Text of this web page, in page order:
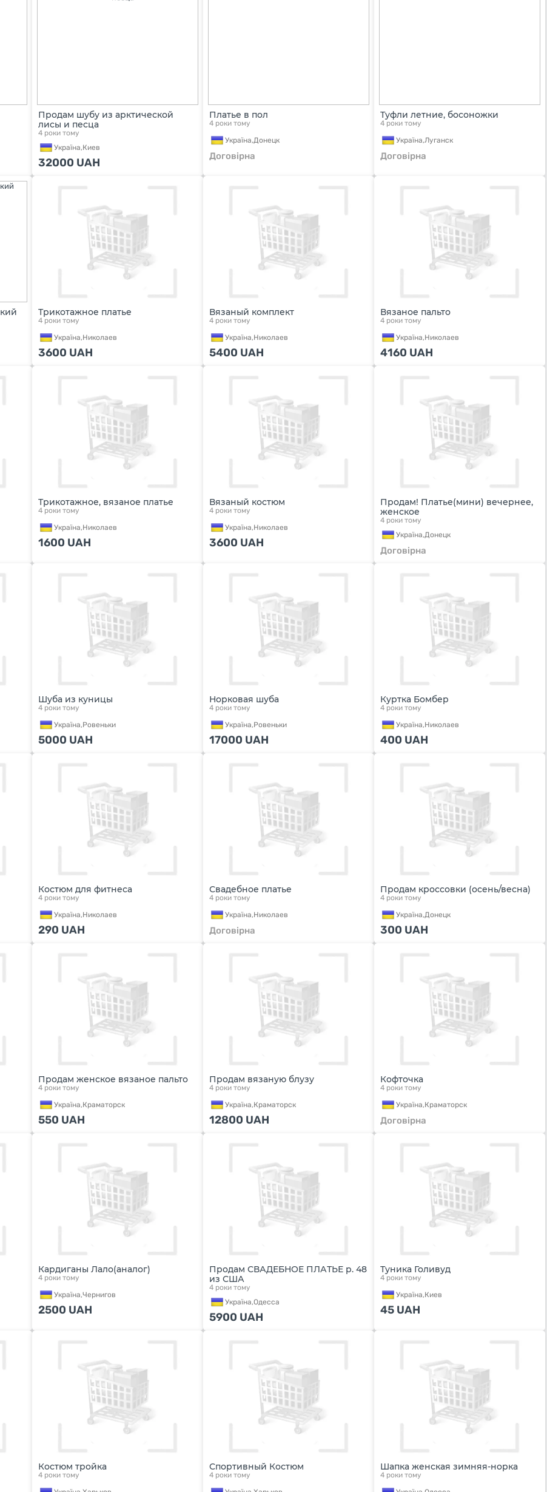
Продам шубу из арктической
лисы и песца
4 роки тому
Україна,Киев
32000 UAH
Платье в пол
4 роки тому
Україна,Донецк
Договірна
Туфли летние, босоножки
4 роки тому
Україна,Луганск
Договірна
Трикотажное платье
4 роки тому
Україна,Николаев
3600 UAH
Вязаный комплект
4 роки тому
Україна,Николаев
5400 UAH
Вязаное пальто
4 роки тому
Україна,Николаев
4160 UAH
Трикотажное, вязаное платье
4 роки тому
Україна,Николаев
1600 UAH
Вязаный костюм
4 роки тому
Україна,Николаев
3600 UAH
Продам! Платье(мини) вечернее,
женское
4 роки тому
Україна,Донецк
Договірна
Шуба из куницы
4 роки тому
Україна,Ровеньки
5000 UAH
Норковая шуба
4 роки тому
Україна,Ровеньки
17000 UAH
Куртка Бомбер
4 роки тому
Україна,Николаев
400 UAH
Костюм для фитнеса
4 роки тому
Україна,Николаев
290 UAH
Свадебное платье
4 роки тому
Україна,Николаев
Договірна
Продам кроссовки (осень/весна)
4 роки тому
Україна,Донецк
300 UAH
Продам женское вязаное пальто
4 роки тому
Україна,Краматорск
550 UAH
Продам вязаную блузу
4 роки тому
Україна,Краматорск
12800 UAH
Кофточка
4 роки тому
Україна,Краматорск
Договірна
Кардиганы Лало(аналог)
4 роки тому
Україна,Чернигов
2500 UAH
Продам СВАДЕБНОЕ ПЛАТЬЕ р. 48
из США
4 роки тому
Україна,Одесса
5900 UAH
Туника Голивуд
4 роки тому
Україна,Киев
45 UAH
Костюм тройка
4 роки тому
Спортивный Костюм
4 роки тому
Шапка женская зимняя-норка
4 роки тому